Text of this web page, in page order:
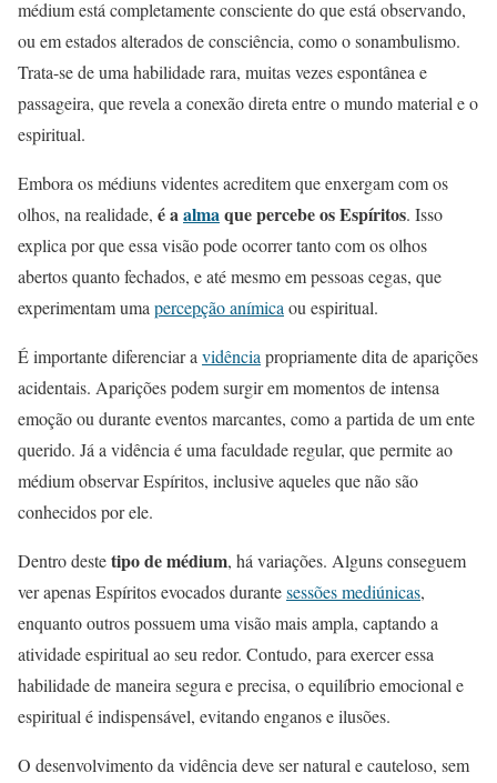
médium está completamente consciente do que está observando,
ou em estados alterados de consciência, como o sonambulismo.
Trata-se de uma habilidade rara, muitas vezes espontânea e
passageira, que revela a conexão direta entre o mundo material e o
espiritual.
Embora os médiuns videntes acreditem que enxergam com os
olhos, na realidade, é aalmaque percebe os Espíritos. Isso
explica por que essa visão pode ocorrer tanto com os olhos
abertos quanto fechados, e até mesmo em pessoas cegas, que
experimentam umapercepção anímicaou espiritual.
É importante diferenciar avidênciapropriamente dita de aparições
acidentais. Aparições podem surgir em momentos de intensa
emoção ou durante eventos marcantes, como a partida de um ente
querido. Já a vidência é uma faculdade regular, que permite ao
médium observar Espíritos, inclusive aqueles que não são
conhecidos por ele.
Dentro destetipo de médium, há variações. Alguns conseguem
ver apenas Espíritos evocados durantesessões mediúnicas,
enquanto outros possuem uma visão mais ampla, captando a
atividade espiritual ao seu redor. Contudo, para exercer essa
habilidade de maneira segura e precisa, o equilíbrio emocional e
espiritual é indispensável, evitando enganos e ilusões.
O desenvolvimento da vidência deve ser natural e cauteloso, sem